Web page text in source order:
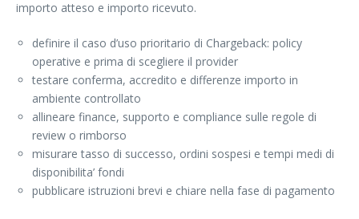
importo atteso e importo ricevuto.
definire il caso d’uso prioritario di Chargeback: policy
operative e prima di scegliere il provider
testare conferma, accredito e differenze importo in
ambiente controllato
allineare finance, supporto e compliance sulle regole di
review o rimborso
misurare tasso di successo, ordini sospesi e tempi medi di
disponibilita’ fondi
pubblicare istruzioni brevi e chiare nella fase di pagamento